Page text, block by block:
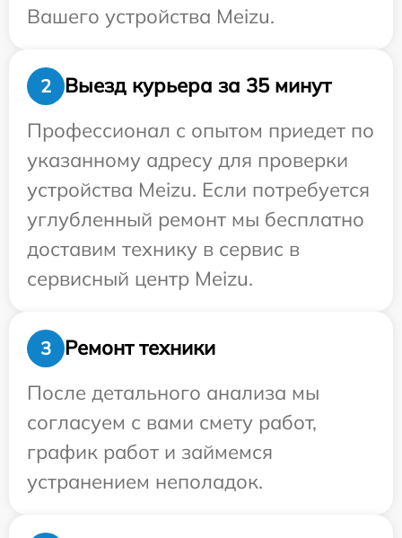
Вашего устройства Meizu.
2
Выезд курьера за 35 минут
Профессионал с опытом приедет по
указанному адресу для проверки
устройства Meizu. Если потребуется
углубленный ремонт мы бесплатно
доставим технику в сервис в
сервисный центр Meizu.
3
Ремонт техники
После детального анализа мы
согласуем с вами смету работ,
график работ и займемся
устранением неполадок.